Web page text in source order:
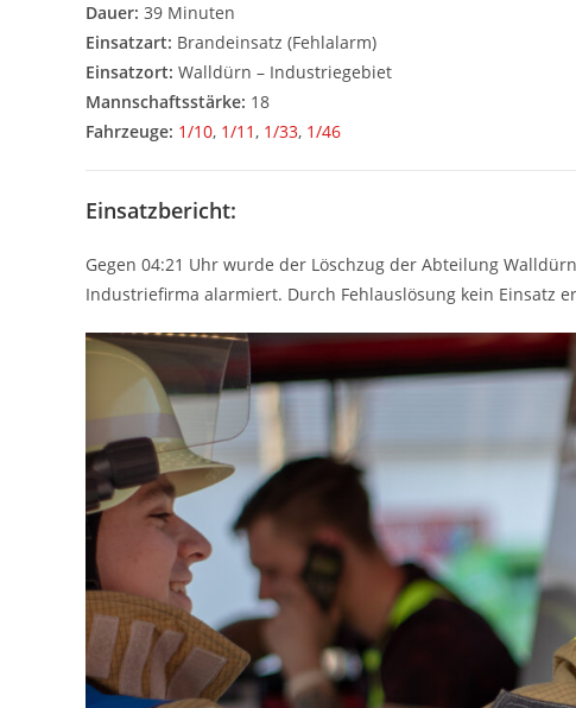
Dauer: 39 Minuten
Einsatzart: Brandeinsatz (Fehlalarm)
Einsatzort: Walldürn – Industriegebiet
Mannschaftsstärke: 18
Fahrzeuge: 1/10, 1/11, 1/33, 1/46
Einsatzbericht:
Gegen 04:21 Uhr wurde der Löschzug der Abteilung
Industriefirma alarmiert. Durch Fehlauslösung kein Einsatz